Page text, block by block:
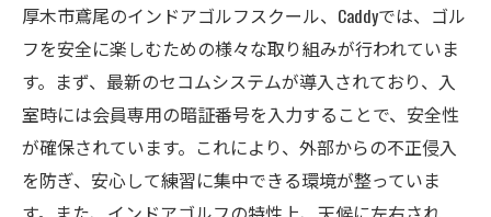
無料体験の申し込み方法
体験レッスンで得られること
初心者が無料体験を活用するポイント
無料体験でCaddyの魅力を実感
初めてのインドアゴルフ体験記
厚木市でのゴルフデビューを応援
厚木市鳶尾のインドアゴルフスクール、Caddyでは、ゴル
フを安全に楽しむための様々な取り組みが行われていま
す。まず、最新のセコムシステムが導入されており、入
室時には会員専用の暗証番号を入力することで、安全性
が確保されています。これにより、外部からの不正侵入
を防ぎ、安心して練習に集中できる環境が整っていま